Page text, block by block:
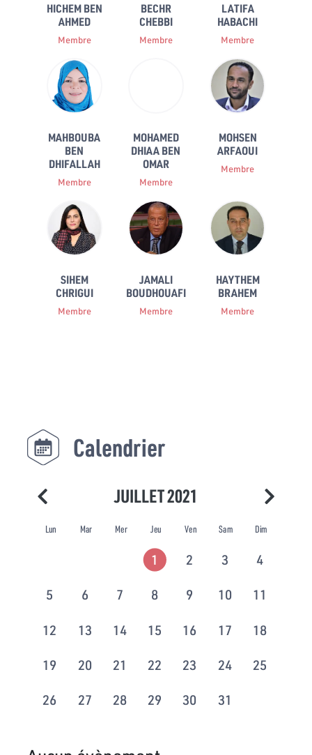
HICHEM BEN
AHMED
Membre
BECHR
CHEBBI
Membre
LATIFA
HABACHI
Membre
MAHBOUBA
BEN
DHIFALLAH
Membre
MOHAMED
DHIAA BEN
OMAR
Membre
MOHSEN
ARFAOUI
Membre
SIHEM
CHRIGUI
Membre
JAMALI
BOUDHOUAFI
Membre
HAYTHEM
BRAHEM
Membre
Calendrier
JUILLET 2021
Lun Mar Mer Jeu Ven Sam Dim
1 2 3 4
5 6 7 8 9 10 11
12 13 14 15 16 17 18
19 20 21 22 23 24 25
26 27 28 29 30 31